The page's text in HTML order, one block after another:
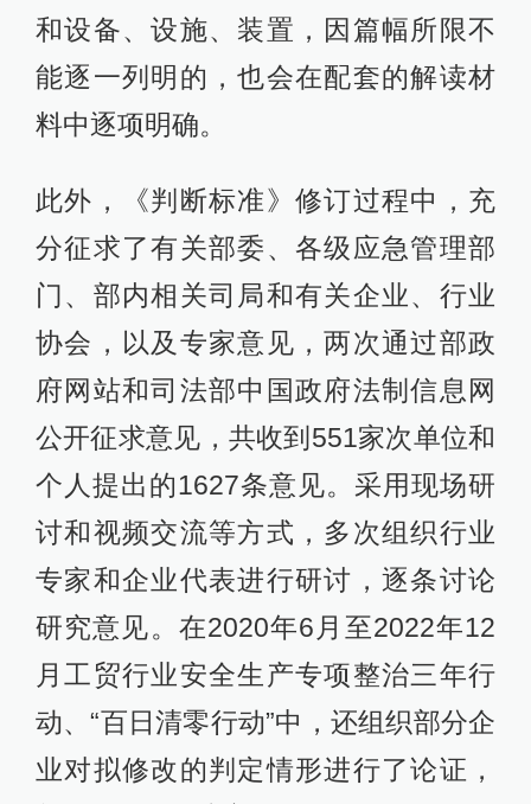
和设备、设施、装置，因篇幅所限不
能逐一列明的，也会在配套的解读材
料中逐项明确。
此外，《判断标准》修订过程中，充
分征求了有关部委、各级应急管理部
门、部内相关司局和有关企业、行业
协会，以及专家意见，两次通过部政
府网站和司法部中国政府法制信息网
公开征求意见，共收到551家次单位和
个人提出的1627条意见。采用现场研
讨和视频交流等方式，多次组织行业
专家和企业代表进行研讨，逐条讨论
研究意见。在2020年6月至2022年12
月工贸行业安全生产专项整治三年行
动、“百日清零行动”中，还组织部分企
业对拟修改的判定情形进行了论证，